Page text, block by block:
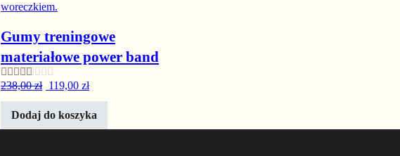
Gumy treningowe
materiałowe power band
Oceniono
5.00na 5
238,00zł Pierwotna cena wynosiła: 238,00 zł.
119,00 złAktualna cena wynosi: 119,00 zł.
Dodaj do koszyka